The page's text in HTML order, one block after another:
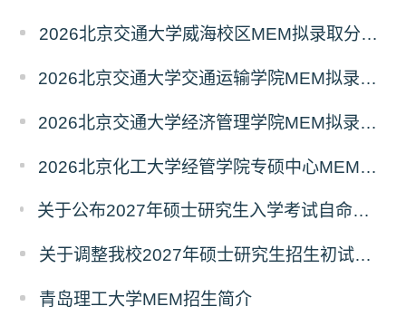
2026北京交通大学威海校区MEM拟录取分析解读
2026北京交通大学交通运输学院MEM拟录取分析解读
2026北京交通大学经济管理学院MEM拟录取分析解读
2026北京化工大学经管学院专硕中心MEM拟录取分析解读
关于公布2027年硕士研究生入学考试自命题考试科目考试大纲的通知
关于调整我校2027年硕士研究生招生初试科目的公告
青岛理工大学MEM招生简介